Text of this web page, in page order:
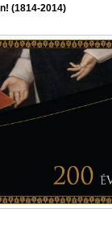
(1814-2014)